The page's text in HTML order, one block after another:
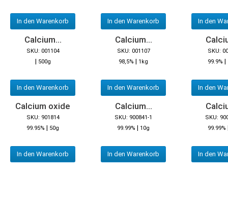
In den Warenkorb In den Warenkorb In den
Calcium...
SKU: 001104
| 500g
In den Warenkorb
Calcium...
SKU: 001107
98,5% | 1kg
In den Warenkorb
SKU:
99.9% |
In den
Calcium oxide
SKU: 901814
99.95% | 50g
In den Warenkorb
Calcium...
SKU: 900841-1
99.99% | 10g
In den Warenkorb
SKU:
99.99%
In den